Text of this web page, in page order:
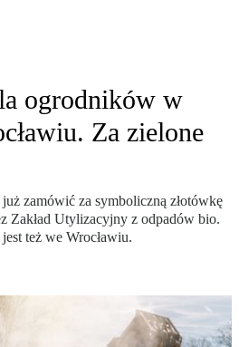
ogrodników w
Za zielone
zamówić za symboliczną złotówkę
Zakład Utylizacyjny z odpadów bio.
też we Wrocławiu.